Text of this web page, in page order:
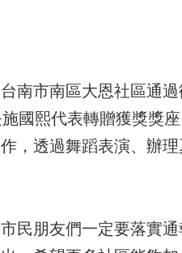
南市南區大恩社區通
國熙代表轉贈獲獎獎
，透過舞蹈表演、辦
民朋友們一定要落實